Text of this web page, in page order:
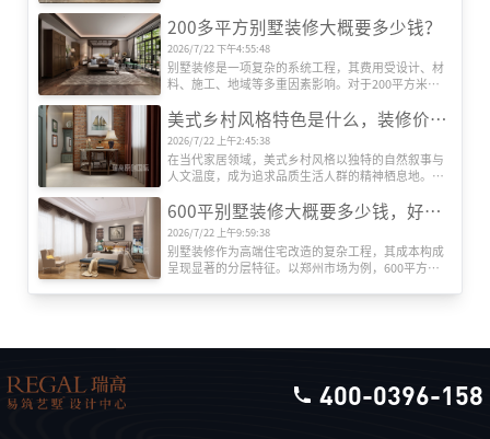
工、设备等多维度因素影响，而专业装修公司的系统
化服务则是实现预算可控与效果落地的关键。本文将
深度解析全包装修成本结构，并重点推荐瑞高装饰的
服务优势。
200多平方别墅装修大概要多少钱？
2026/7/22 下午4:55:48
别墅装修是一项复杂的系统工程，其费用受设计、材
料、施工、地域等多重因素影响。对于200平方米左
元不等。本文将从专业角度出发，系统解析装修费用
的构成逻辑，帮助业主建立科学的预算框架。
美式乡村风格特色是什么，装修价格贵吗？
2026/7/22 上午2:45:38
在当代家居领域，美式乡村风格以独特的自然叙事与
人文温度，成为追求品质生活人群的精神栖息地。这
建人与自然的深度对话，其价值体现在设计哲学与实
用主义的双重维度。
600平别墅装修大概要多少钱，好的别墅装修公司推荐
2026/7/22 上午9:59:38
别墅装修作为高端住宅改造的复杂工程，其成本构成
呈现显著的分层特征。以郑州市场为例，600平方米
400-0396-158